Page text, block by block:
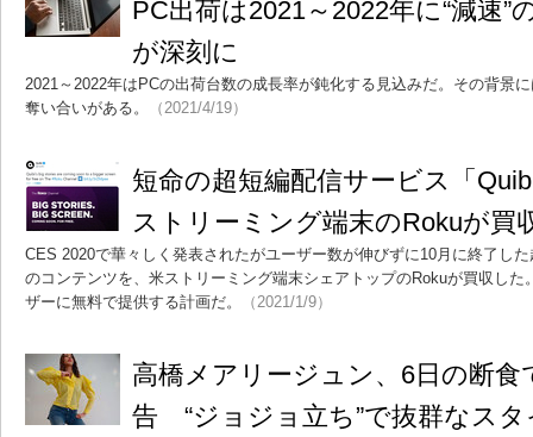
PC出荷は2021～2022年に“減速
が深刻に
2021～2022年はPCの出荷台数の成長率が鈍化する見込みだ。その背景
奪い合いがある。
（2021/4/19）
短命の超短編配信サービス「
ストリーミング端末のRokuが買
CES 2020で華々しく発表されたがユーザー数が伸びずに10月に終了し
のコンテンツを、米ストリーミング端末シェアトップのRokuが買収した
ザーに無料で提供する計画だ。
（2021/1/9）
高橋メアリージュン、6日の断食
告 “ジョジョ立ち”で抜群なスタ